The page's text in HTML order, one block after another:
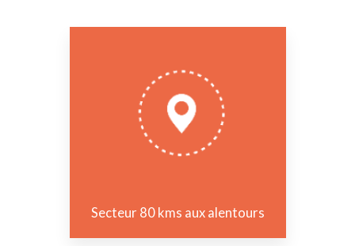
Secteur 80 kms aux alentours